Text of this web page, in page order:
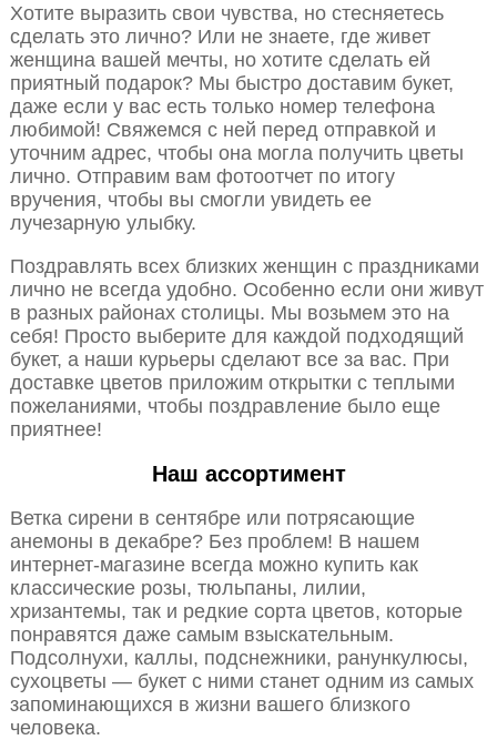
Хотите выразить свои чувства, но стесняетесь
сделать это лично? Или не знаете, где живет
женщина вашей мечты, но хотите сделать ей
приятный подарок? Мы быстро доставим букет,
даже если у вас есть только номер телефона
любимой! Свяжемся с ней перед отправкой и
уточним адрес, чтобы она могла получить цветы
лично. Отправим вам фотоотчет по итогу
вручения, чтобы вы смогли увидеть ее
лучезарную улыбку.
Поздравлять всех близких женщин с праздниками
лично не всегда удобно. Особенно если они живут
в разных районах столицы. Мы возьмем это на
себя! Просто выберите для каждой подходящий
букет, а наши курьеры сделают все за вас. При
доставке цветов приложим открытки с теплыми
пожеланиями, чтобы поздравление было еще
приятнее!
Наш ассортимент
Ветка сирени в сентябре или потрясающие
анемоны в декабре? Без проблем! В нашем
интернет-магазине всегда можно купить как
классические розы, тюльпаны, лилии,
хризантемы, так и редкие сорта цветов, которые
понравятся даже самым взыскательным.
Подсолнухи, каллы, подснежники, ранункулюсы,
сухоцветы — букет с ними станет одним из самых
запоминающихся в жизни вашего близкого
человека.